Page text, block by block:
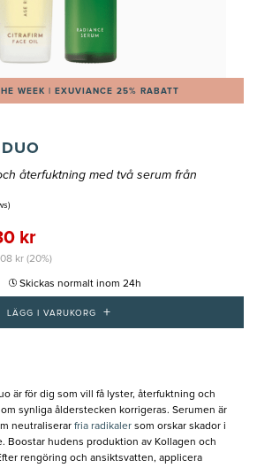
WEEK | EXUVIANCE 25% RABATT
återfuktning med två serum från
kr
kr (20%)
Skickas normalt inom 24h
LÄGG I VARUKORG +
är för dig som vill få lyster, återfuktning och
synliga ålderstecken korrigeras. Serumen är
neutraliserar fria radikaler som orskar skador i
Boostar hudens produktion av Kollagen och
rengöring och ansiktsvatten, applicera